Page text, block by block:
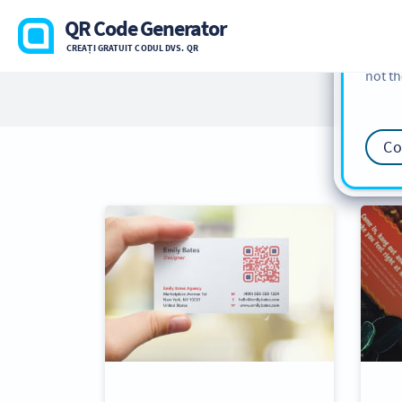
QR Code Generator
CREAȚI GRATUIT CODUL DVS. QR
not